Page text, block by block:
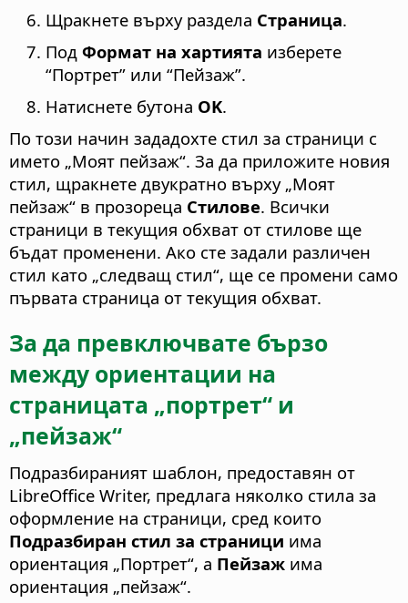
Щракнете върху раздела Страница.
Под Формат на хартията изберете
“Портрет” или “Пейзаж”.
Натиснете бутона OK.
По този начин зададохте стил за страници с
името „Моят пейзаж“. За да приложите новия
стил, щракнете двукратно върху „Моят
пейзаж“ в прозореца Стилове. Всички
страници в текущия обхват от стилове ще
бъдат променени. Ако сте задали различен
стил като „следващ стил“, ще се промени само
първата страница от текущия обхват.
За да превключвате бързо
между ориентации на
страницата „портрет“ и
„пейзаж“
Подразбираният шаблон, предоставян от
LibreOffice Writer, предлага няколко стила за
оформление на страници, сред които
Подразбиран стил за страници има
ориентация „Портрет“, а Пейзаж има
ориентация „пейзаж“.